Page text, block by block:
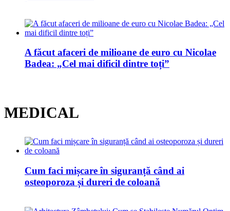
A făcut afaceri de milioane de euro cu Nicolae
Badea: „Cel mai dificil dintre toți”
MEDICAL
Cum faci mișcare în siguranță când ai
osteoporoza și dureri de coloană